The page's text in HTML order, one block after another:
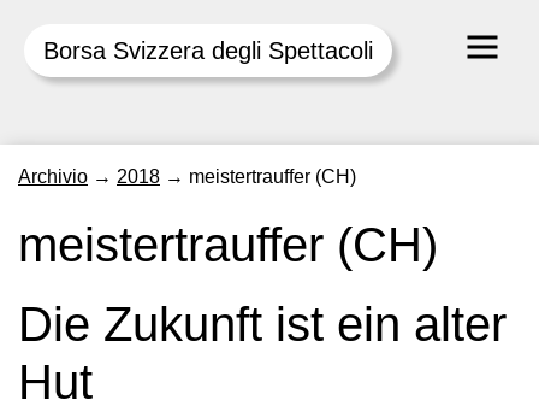
Borsa Svizzera degli Spettacoli
Archivio → 2018 → meistertrauffer (CH)
meistertrauffer (CH)
Die Zukunft ist ein alter
Hut